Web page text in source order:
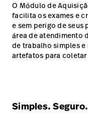
O Módulo de
facilita os exames e
e sem perigo de seus
área de atendimento
de trabalho simples e
artefatos para
Simples.